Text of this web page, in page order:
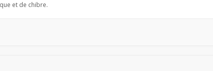
et de chibre.